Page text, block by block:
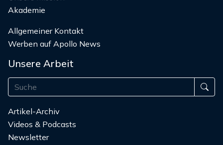
Akademie
Allgemeiner Kontakt
Werben auf Apollo News
Unsere Arbeit
Artikel-Archiv
Videos & Podcasts
Newsletter